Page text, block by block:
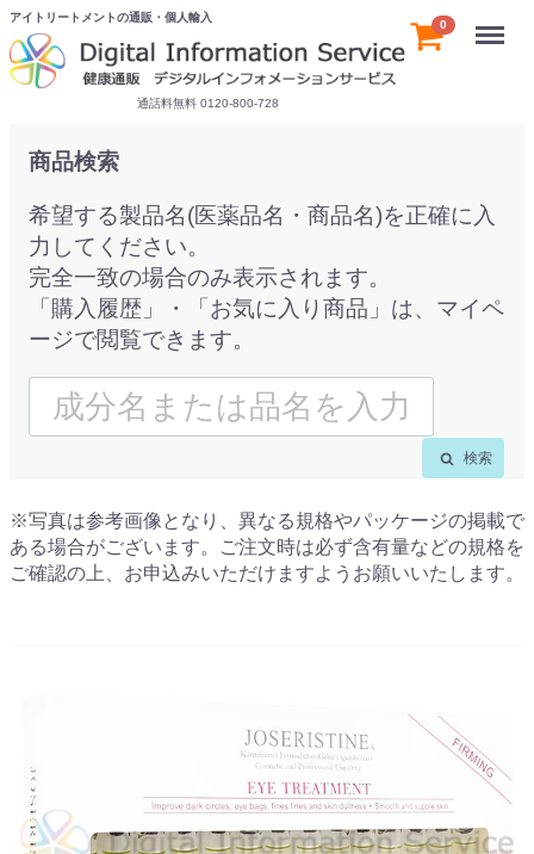
アイトリートメントの通販・個人輸入
通話料無料 0120-800-728
0 Menu
商品検索
希望する製品名(医薬品名・商品名)を正確に入
力してください。
完全一致の場合のみ表示されます。
「購入履歴」・「お気に入り商品」は、マイペ
ージで閲覧できます。
検索
※写真は参考画像となり、異なる規格やパッケージの掲載で
ある場合がございます。ご注文時は必ず含有量などの規格を
ご確認の上、お申込みいただけますようお願いいたします。